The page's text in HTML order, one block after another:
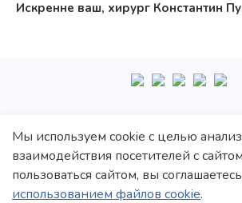
Мы используем cookie с целью
взаимодействия посетителей с
пользоваться сайтом, вы
использованием файлов cookie.
Искренне ваш, хирург Константин
+7 495 222-10-
Политика обработки
Политика
Пользовательское